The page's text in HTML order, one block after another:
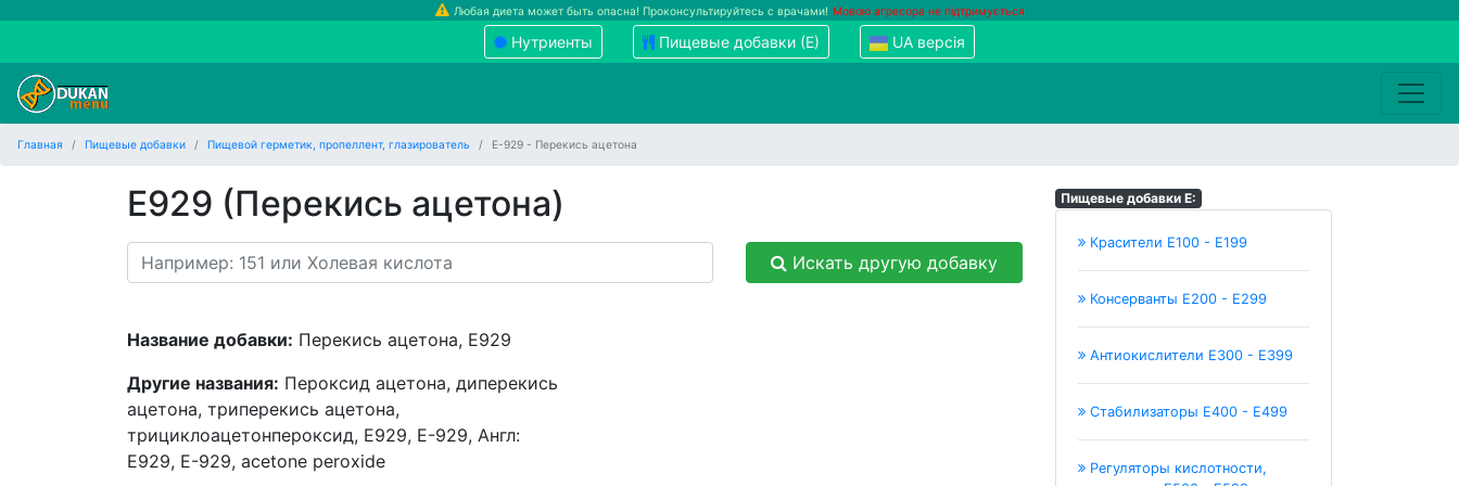
Любая диета может быть опасна! Проконсультируйтесь с врачами! Мовою агресора не підтримується
Нутриенты Пищевые добавки (Е) UA версія
Главная Пищевые добавки Пищевой герметик, пропеллент, глазирователь Е-929 - Перекись ацетона
Е929 (Перекись ацетона)
Искать другую добавку
Название добавки: Перекись ацетона, Е929
Другие названия: Пероксид ацетона, диперекись
ацетона, триперекись ацетона,
трициклоацетонпероксид, Е929, Е-929, Англ:
E929, E-929, acetone peroxide
Пищевые добавки Е:
Красители E100 - E199
Консерванты Е200 - Е299
Антиокислители Е300 - Е399
Стабилизаторы Е400 - Е499
Регуляторы кислотности,